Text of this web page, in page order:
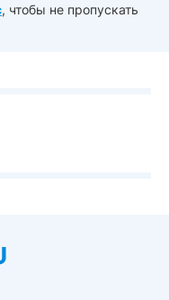
, чтобы не пропускать